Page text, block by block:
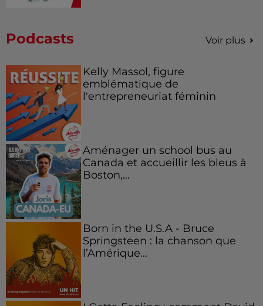
Podcasts Voir plus
Kelly Massol, figure
emblématique de
l'entrepreneuriat féminin
Aménager un school bus au
Canada et accueillir les bleus à
Boston,...
Born in the U.S.A - Bruce
Springsteen : la chanson que
l’Amérique...